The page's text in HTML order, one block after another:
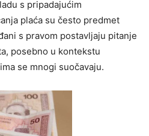
s pripadajućim
plaća su često predmet
s pravom postavljaju pitanje
posebno u kontekstu
se mnogi suočavaju.